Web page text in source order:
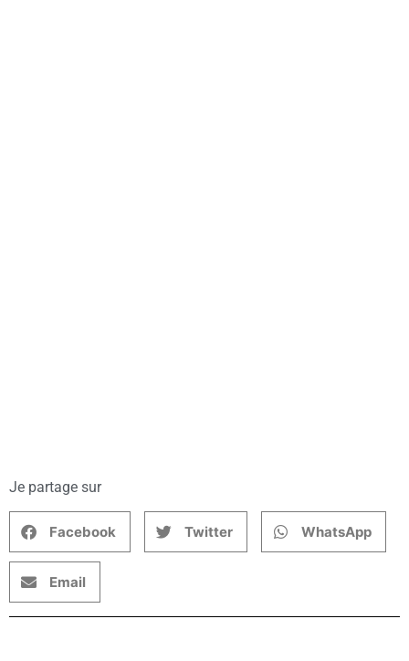
Je partage sur
Facebook Twitter WhatsApp
Email